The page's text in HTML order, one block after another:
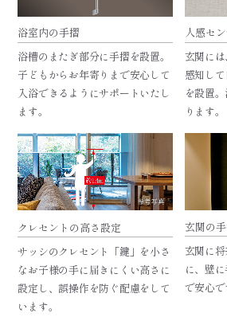
浴室内の手摺
浴槽のまたぎ部分に手摺を設置。
子どもからお年寄りまで安心して
入浴できるようにサポートいたし
ます。
人感セ
玄関に
感知し
を設置
ります。
参考写真
クレセントの高さ設定
サッシのクレセント「鍵」を小さ
なお子様の手に届きにくい高さに
設定し、誤操作を防ぐ配慮をして
います。
玄関の
玄関に
に、壁
で安心で